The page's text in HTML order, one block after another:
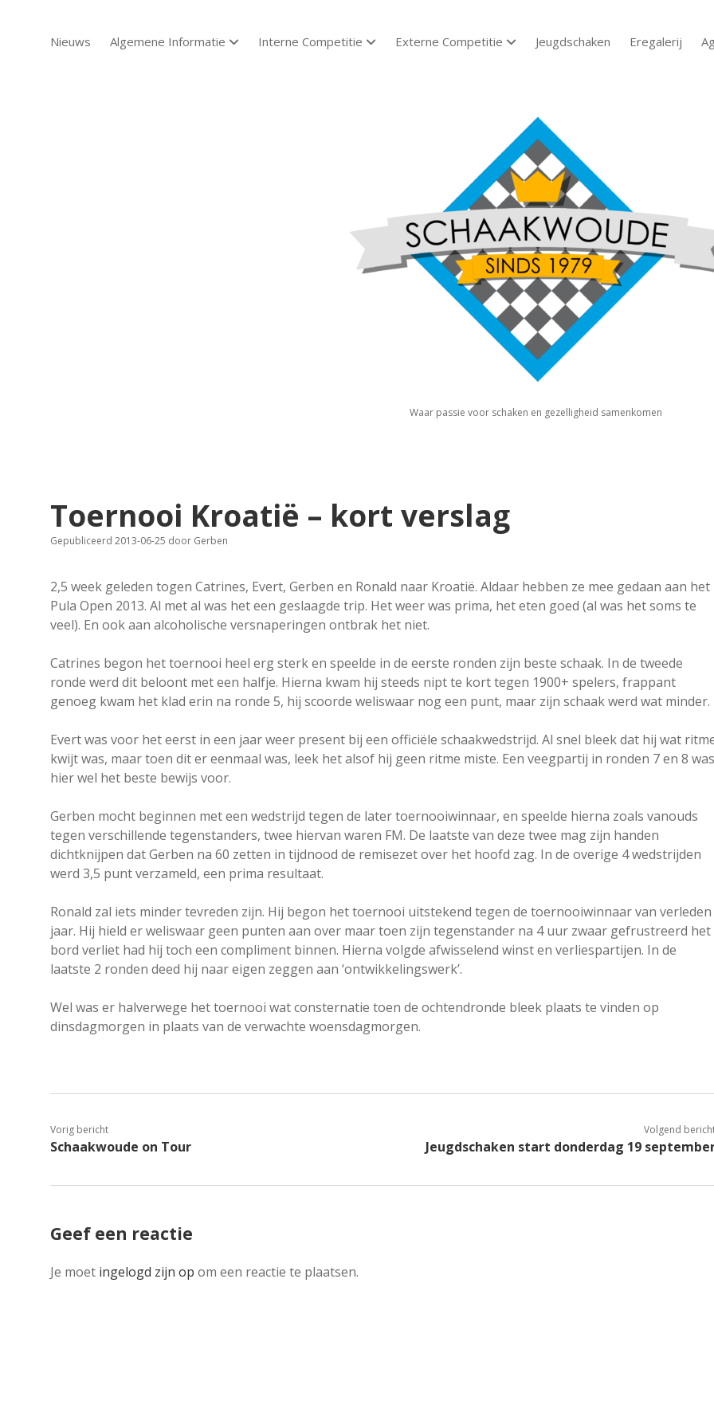
Nieuws Algemene Informatie open dropdown menu
Interne Competitie open dropdown menu
Externe Competitie open dropdown menu
Jeugdschaken Eregalerij
Schaakvereniging
Schaakwoude
Waar passie voor schaken en gezelligheid samenkomen
Toernooi Kroatië – kort verslag
Gepubliceerd 2013-06-25 door Gerben
2,5 week geleden togen Catrines, Evert, Gerben en Ronald naar Kroatië. Aldaar hebben ze mee gedaan aan het
Pula Open 2013. Al met al was het een geslaagde trip. Het weer was prima, het eten goed (al was het soms te
veel). En ook aan alcoholische versnaperingen ontbrak het niet.
Catrines begon het toernooi heel erg sterk en speelde in de eerste ronden zijn beste schaak. In de tweede
ronde werd dit beloont met een halfje. Hierna kwam hij steeds nipt te kort tegen 1900+ spelers, frappant
genoeg kwam het klad erin na ronde 5, hij scoorde weliswaar nog een punt, maar zijn schaak werd wat minder.
Evert was voor het eerst in een jaar weer present bij een officiële schaakwedstrijd. Al snel bleek dat hij wat
kwijt was, maar toen dit er eenmaal was, leek het alsof hij geen ritme miste. Een veegpartij in ronden 7 en 8 was
hier wel het beste bewijs voor.
Gerben mocht beginnen met een wedstrijd tegen de later toernooiwinnaar, en speelde hierna zoals vanouds
tegen verschillende tegenstanders, twee hiervan waren FM. De laatste van deze twee mag zijn handen
dichtknijpen dat Gerben na 60 zetten in tijdnood de remisezet over het hoofd zag. In de overige 4 wedstrijden
werd 3,5 punt verzameld, een prima resultaat.
Ronald zal iets minder tevreden zijn. Hij begon het toernooi uitstekend tegen de toernooiwinnaar van verleden
jaar. Hij hield er weliswaar geen punten aan over maar toen zijn tegenstander na 4 uur zwaar gefrustreerd het
bord verliet had hij toch een compliment binnen. Hierna volgde afwisselend winst en verliespartijen. In de
laatste 2 ronden deed hij naar eigen zeggen aan ‘ontwikkelingswerk’.
Wel was er halverwege het toernooi wat consternatie toen de ochtendronde bleek plaats te vinden op
dinsdagmorgen in plaats van de verwachte woensdagmorgen.
Vorig bericht
Schaakwoude on Tour
Volgend
Jeugdschaken start donderdag 19
Geef een reactie
Je moet ingelogd zijn op om een reactie te plaatsen.